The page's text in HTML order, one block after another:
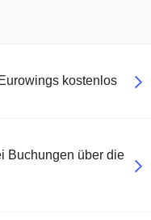
kostenlos
Buchungen über die